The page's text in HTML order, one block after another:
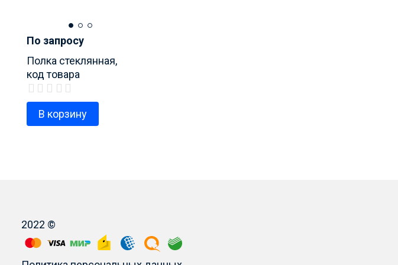
По запросу
Полка стеклянная,
код товара
280050306200
В корзину
2022 ©